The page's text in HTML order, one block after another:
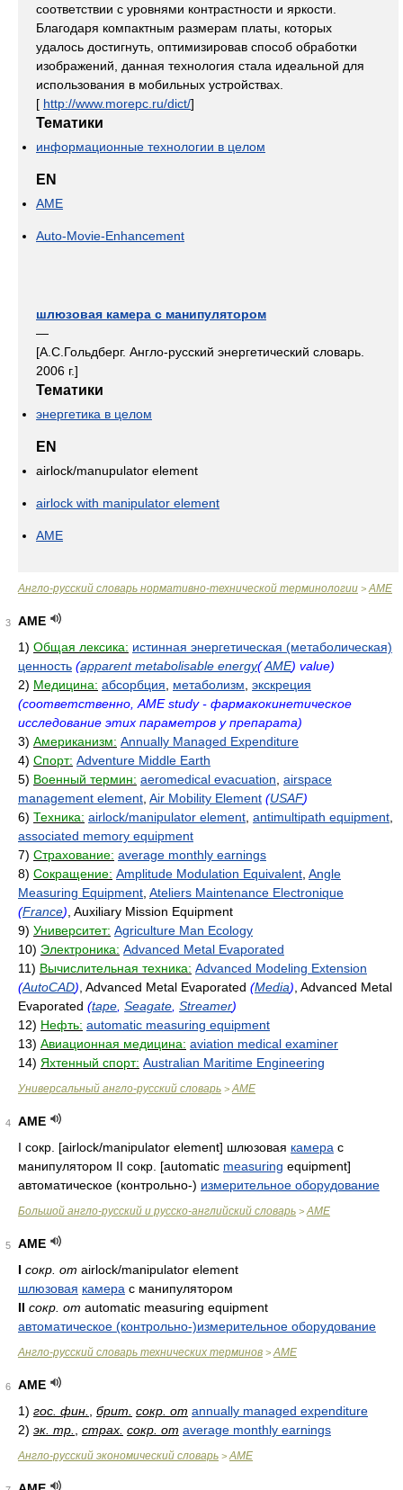
соответствии с уровнями контрастности и яркости.
Благодаря компактным размерам платы, которых
удалось достигнуть, оптимизировав способ обработки
изображений, данная технология стала идеальной для
использования в мобильных устройствах.
[ http://www.morepc.ru/dict/]
Тематики
информационные технологии в целом
EN
AME
Auto-Movie-Enhancement
шлюзовая камера с манипулятором
—
[А.С.Гольдберг. Англо-русский энергетический словарь.
2006 г.]
Тематики
энергетика в целом
EN
airlock/manupulator element
airlock with manipulator element
AME
Англо-русский словарь нормативно-технической терминологии > AME
3
AME
1) Общая лексика: истинная энергетическая (метаболическая)
ценность (apparent metabolisable energy(AME) value)
2) Медицина: абсорбция метаболизм экскреция
(соответственно, AME study - фармакокинетическое
исследование этих параметров у препарата)
3) Американизм: Annually Managed Expenditure
4) Спорт: Adventure Middle Earth
5) Военный термин: aeromedical evacuation airspace
management element Air Mobility Element (USAF)
6) Техника: airlock/manipulator element antimultipath equipment
associated memory equipment
7) Страхование: average monthly earnings
8) Сокращение: Amplitude Modulation Equivalent Angle
Measuring Equipment Ateliers Maintenance Electronique
(France) , Auxiliary Mission Equipment
9) Университет: Agriculture Man Ecology
10) Электроника: Advanced Metal Evaporated
11) Вычислительная техника: Advanced Modeling Extension
(AutoCAD) , Advanced Metal Evaporated (Media) , Advanced Metal
Evaporated (tape Seagate Streamer)
12) Нефть: automatic measuring equipment
13) Авиационная медицина: aviation medical examiner
14) Яхтенный спорт: Australian Maritime Engineering
Универсальный англо-русский словарь > AME
4
AME
I сокр. [airlock/manipulator element] шлюзовая камера с
манипулятором II сокр. [automatic measuring equipment]
автоматическое (контрольно-) измерительное оборудование
Большой англо-русский и русско-английский словарь > AME
5
AME
I сокр. от airlock/manipulator element
шлюзовая камера с манипулятором
II сокр. от automatic measuring equipment
автоматическое (контрольно-)измерительное оборудование
Англо-русский словарь технических терминов > AME
6
AME
1) гос. фин. брит. сокр. от annually managed expenditure
2) эк. тр. страх. сокр. от average monthly earnings
Англо-русский экономический словарь > AME